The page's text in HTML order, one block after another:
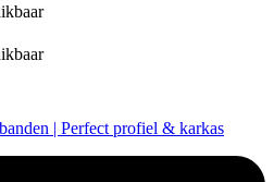
| Perfect profiel & karkas